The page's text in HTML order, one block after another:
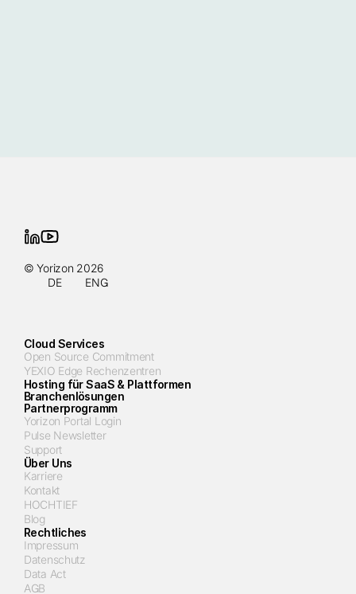
© Yorizon 2026
DE
ENG
Cloud Services
Open Source Commitment
YEXIO Edge Rechenzentren
Hosting für SaaS & Plattformen
Branchenlösungen
Partnerprogramm
Yorizon Portal Login
Pulse Newsletter
Support
Über Uns
Karriere
Kontakt
HOCHTIEF
Blog
Rechtliches
Impressum
Datenschutz
Data Act
AGB